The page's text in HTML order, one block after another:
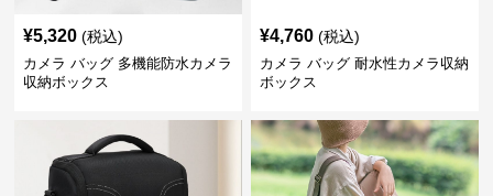
¥5,320 (税込)
カメラ バッグ 多機能防水カメラ
収納ボックス
¥4,760 (税込)
カメラ バッグ 耐水性カメラ収納
ボックス